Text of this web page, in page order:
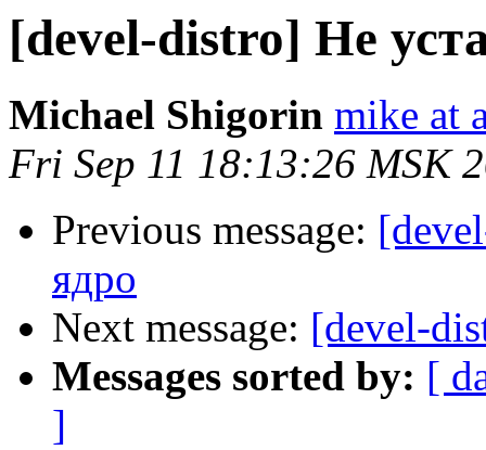
[devel-distro] Не
Michael Shigorin mike at
Fri Sep 11 18:13:26 MSK
Previous message:
ядро
Next message: [devel-
Messages sorted by: [
]